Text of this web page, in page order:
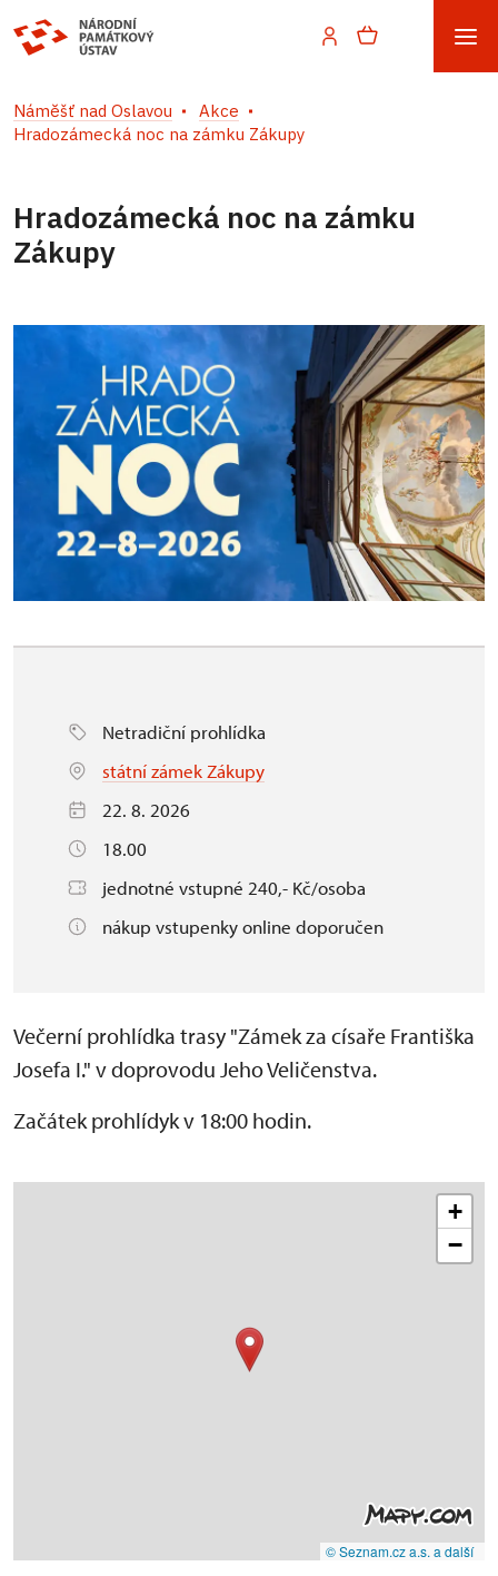
Náměšť nad Oslavou
Akce
Hradozámecká noc na zámku Zákupy
Hradozámecká noc na zámku
Zákupy
Netradiční prohlídka
státní zámek Zákupy
22. 8. 2026
18.00
jednotné vstupné 240,- Kč/osoba
nákup vstupenky online doporučen
Večerní prohlídka trasy "Zámek za císaře Františka
Josefa I." v doprovodu Jeho Veličenstva.
Začátek prohlídyk v 18:00 hodin.
+
−
© Seznam.cz a.s. a další